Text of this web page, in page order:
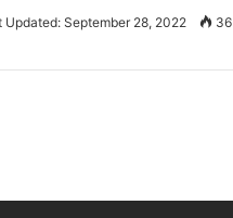
Updated: September 28, 2022 36